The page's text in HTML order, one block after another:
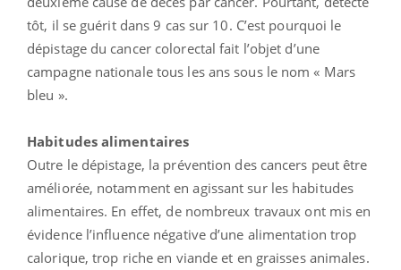
tôt, il se guérit dans 9 cas sur 10. C’est pourquoi le
dépistage du cancer colorectal fait l’objet d’une
campagne nationale tous les ans sous le nom « Mars
bleu ».
Habitudes alimentaires
Outre le dépistage, la prévention des cancers peut être
améliorée, notamment en agissant sur les habitudes
alimentaires. En effet, de nombreux travaux ont mis en
évidence l’influence négative d’une alimentation trop
calorique, trop riche en viande et en graisses animales.